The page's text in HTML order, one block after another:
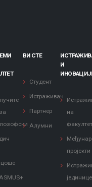
ВИ СТЕ
Студент
Истраживач
Партнер
Алумни
И
на
пројекти
јединице